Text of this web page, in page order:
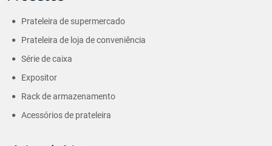
Prateleira de supermercado
Prateleira de loja de conveniência
Série de caixa
Expositor
Rack de armazenamento
Acessórios de prateleira